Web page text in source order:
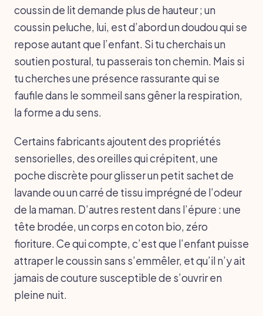
coussin de lit demande plus de hauteur ; un
coussin peluche, lui, est d’abord un doudou qui se
repose autant que l’enfant. Si tu cherchais un
soutien postural, tu passerais ton chemin. Mais si
tu cherches une présence rassurante qui se
faufile dans le sommeil sans gêner la respiration,
la forme a du sens.
Certains fabricants ajoutent des propriétés
sensorielles, des oreilles qui crépitent, une
poche discrète pour glisser un petit sachet de
lavande ou un carré de tissu imprégné de l’odeur
de la maman. D’autres restent dans l’épure : une
tête brodée, un corps en coton bio, zéro
fioriture. Ce qui compte, c’est que l’enfant puisse
attraper le coussin sans s’emmêler, et qu’il n’y ait
jamais de couture susceptible de s’ouvrir en
pleine nuit.